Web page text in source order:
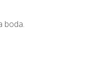
boda.